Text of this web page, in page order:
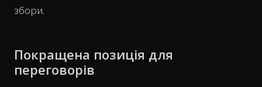
збори.
Покращена позиція для
переговорів